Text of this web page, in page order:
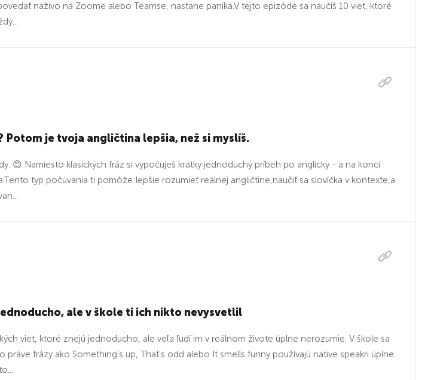
naživo na Zoome alebo Teamse, nastane panika.V tejto epizóde sa naučíš 10 viet, ktoré
Potom je tvoja angličtina lepšia, než si myslíš.
😊 Namiesto klasických fráz si vypočuješ krátky jednoduchý príbeh po anglicky - a na konci
typ počúvania ti pomôže:lepšie rozumieť reálnej angličtine,naučiť sa slovíčka v kontexte,a
ale v škole ti ich nikto nevysvetlil
viet, ktoré znejú jednoducho, ale veľa ľudí im v reálnom živote úplne nerozumie. V škole sa
práve frázy ako Something’s up, That’s odd alebo It smells funny používajú native speakri úplne